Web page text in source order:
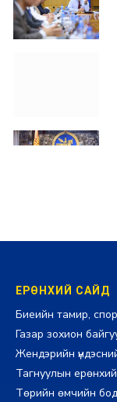
ЕРӨНХИЙ САЙД
Биеийн тамир,
Газар зохион
Жендэрийн
Тагнуулын
Төрийн өмчийн